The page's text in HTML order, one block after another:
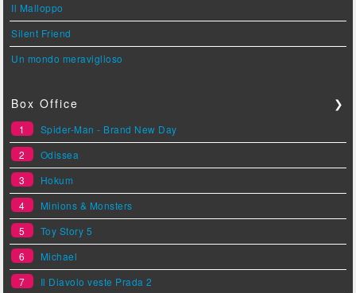
Il Malloppo
Silent Friend
Un mondo meraviglioso
Box Office ❯
1
Spider-Man - Brand New Day
2
Odissea
3
Hokum
4
Minions & Monsters
5
Toy Story 5
6
Michael
7
Il Diavolo veste Prada 2